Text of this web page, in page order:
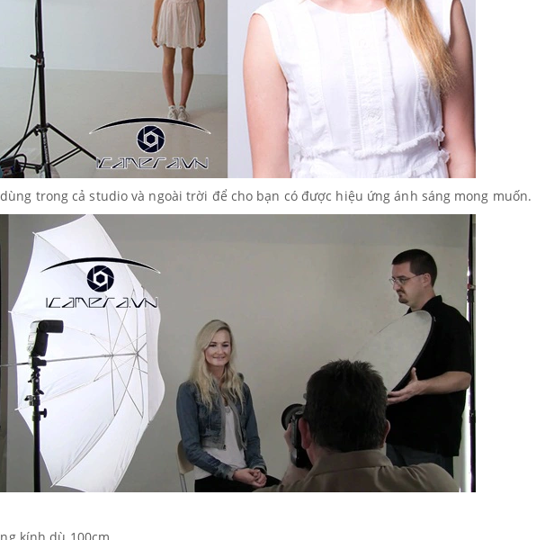
trong cả studio và ngoài trời để cho bạn có được hiệu ứng ánh sáng mong muốn.